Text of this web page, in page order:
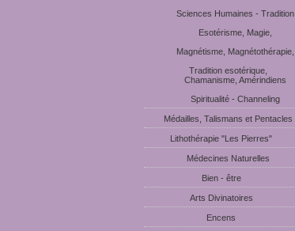
Sciences Humaines - Tradition
Esotérisme, Magie,
Magnétisme, Magnétothérapie,
Tradition esotérique,
Chamanisme, Amérindiens
Spiritualité - Channeling
Médailles, Talismans et Pentacles
Lithothérapie "Les Pierres"
Médecines Naturelles
Bien - être
Arts Divinatoires
Encens